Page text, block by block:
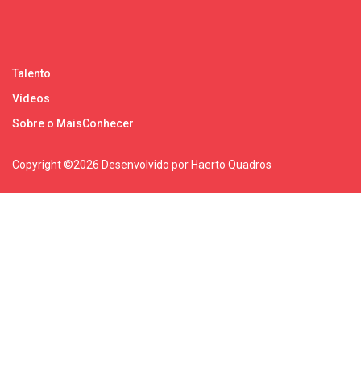
Talento
Vídeos
Sobre o MaisConhecer
Copyright ©2026 Desenvolvido por Haerto Quadros